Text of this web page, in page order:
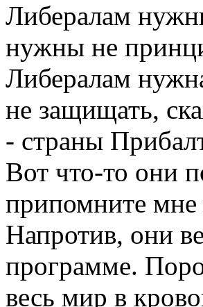
Либералам
нужны не
Либералам
не защищать,
- страны
Вот что-то они
припомните мне
Напротив, они
программе.
весь мир в